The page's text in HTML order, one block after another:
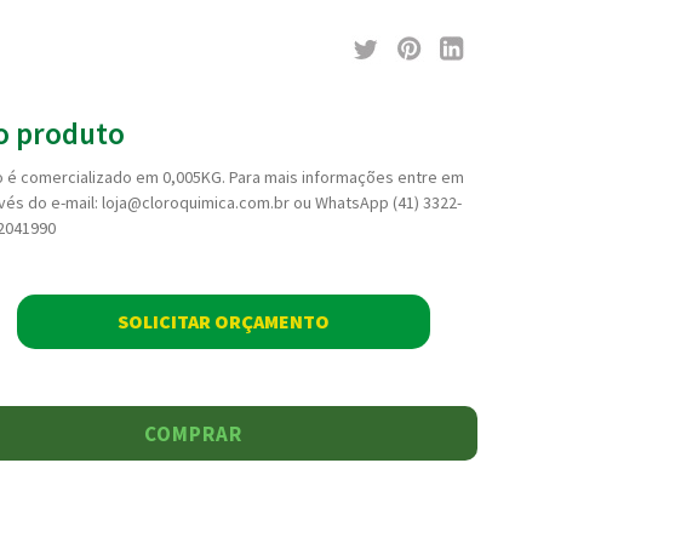
produto
comercializado em 0,005KG. Para mais informações entre em
do e-mail: loja@cloroquimica.com.br ou WhatsApp (41) 3322-
SOLICITAR ORÇAMENTO
COMPRAR